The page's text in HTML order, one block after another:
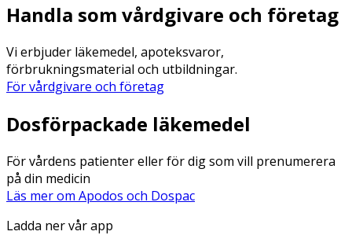
Handla som vårdgivare och företag
Vi erbjuder läkemedel, apoteksvaror,
förbrukningsmaterial och utbildningar.
För vårdgivare och företag
Dosförpackade läkemedel
För vårdens patienter eller för dig som vill prenumerera
på din medicin
Läs mer om Apodos och Dospac
Ladda ner vår app